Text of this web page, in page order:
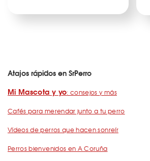
Atajos rápidos en SrPerro
Mi Mascota y yo: consejos y más
Cafés para merendar junto a tu perro
Vídeos de perros que hacen sonreír
Perros bienvenidos en A Coruña